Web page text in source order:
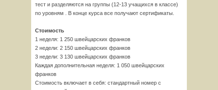
тест и разделяются на группы (12-13 учащихся в классе)
по уровням . В конце курса все получают сертификаты.
Стоимость
1 неделя: 1 250 швейцарских франков
2 недели: 2 150 швейцарских франков
3 недели: 3 130 швейцарских франков
Каждая дополнительная неделя: 1 050 швейцарских
франков
Стоимость включает в себя: стандартный номер с